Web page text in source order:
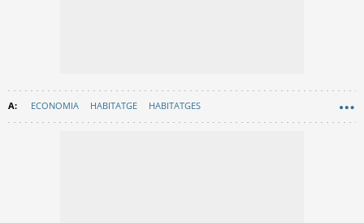
ECONOMIA HABITATGE HABITATGES